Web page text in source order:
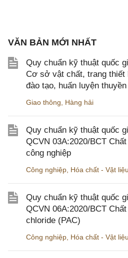
VĂN BẢN MỚI NHẤT
Quy chuẩn kỹ thuật quốc
Cơ sở vật chất, trang
đào tạo, huấn luyện
Giao thông Hàng hải
Quy chuẩn kỹ thuật quốc
QCVN 03A:2020/BCT
công nghiệp
Công nghiệp Hóa chất - Vật
Quy chuẩn kỹ thuật quốc
QCVN 06A:2020/BCT
chloride (PAC)
Công nghiệp Hóa chất - Vật